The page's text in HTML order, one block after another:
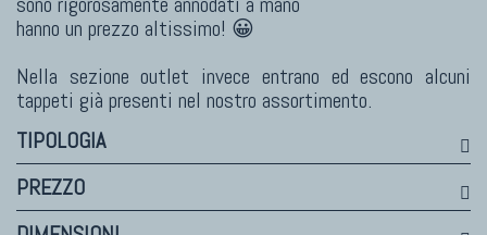
TAPPETI DI DESIGN D'ARTE
hanno un prezzo altissimo! 😀
Nella sezione outlet invece entrano ed escono alcuni
tappeti già presenti nel nostro assortimento.
TIPOLOGIA
PREZZO